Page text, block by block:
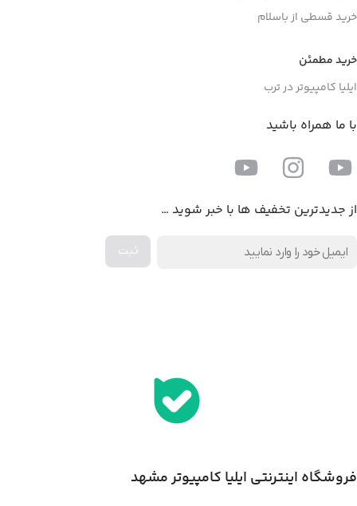
خرید قسطی از باسلام
خرید مطمئن
ایلیا کامپیوتر در ترب
با ما همراه باشید
از جدیدترین تخفیف ها با خبر شوید …
فروشگاه اینترنتی ایلیا کامپیوتر مشهد